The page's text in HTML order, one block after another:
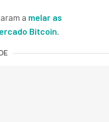
a melar as
Bitcoin.